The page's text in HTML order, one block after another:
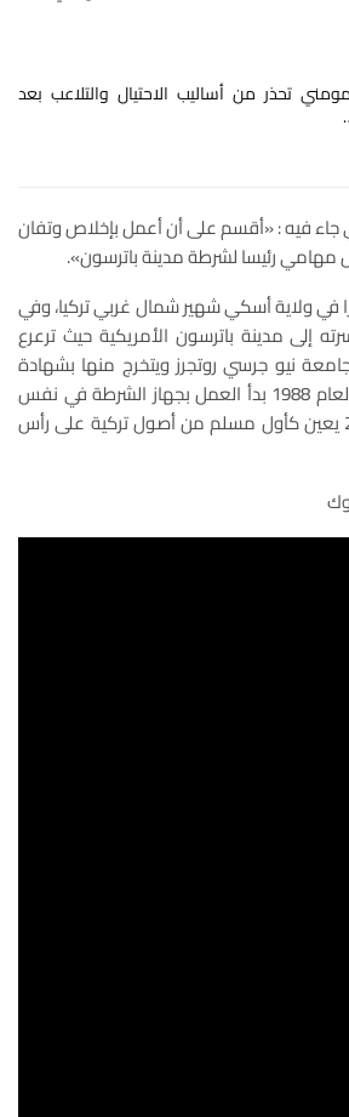
تحذر من أساليب الاحتيال والتلاعب بعد
جاء فيه : «أقسم على أن أعمل بإخلاص وتفان
مهامي رئيسا لشرطة مدينة باترسون».
في ولاية أسكي شهير شمال غربي تركيا، وفي
إلى مدينة باترسون الأمريكية حيث ترعرع
نيو جرسي روتجرز ويتخرج منها بشهادة
مهندس كيميائي، وفي العام 1988 بدأ العمل بجهاز الشرطة في نفس
المدينة، وفي العام 2020 يعين كأول مسلم من أصول تركية على رأس